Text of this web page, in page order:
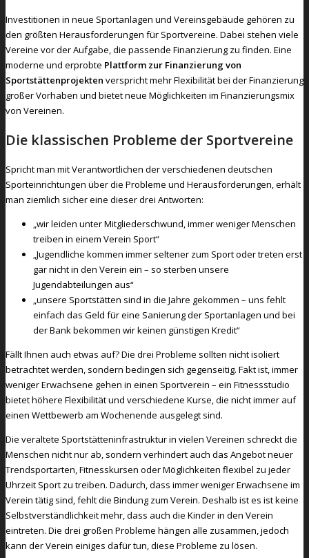
Investitionen in neue Sportanlagen und Vereinsgebäude gehören zu
den größten Herausforderungen für Sportvereine. Dabei stehen viele
Vereine vor der Aufgabe, die passende Finanzierung zu finden. Eine
moderne und erprobte Plattform zur Finanzierung von
Sportstättenprojekten verspricht mehr Flexibilität bei der Finanzierung
großer Vorhaben und bietet neue Möglichkeiten im Finanzierungsmix
von Vereinen.
Die klassischen Probleme der Sportvereine
Spricht man mit Verantwortlichen der verschiedenen deutschen
Sporteinrichtungen über die Probleme und Herausforderungen, erhält
man ziemlich sicher eine dieser drei Antworten:
„wir leiden unter Mitgliederschwund, immer weniger Menschen
treiben in einem Verein Sport“
„Jugendliche kommen immer seltener zum Sport oder treten erst
gar nicht in den Verein ein – so sterben unsere
Jugendabteilungen aus“
„unsere Sportstätten sind in die Jahre gekommen – uns fehlt
einfach das Geld für eine Sanierung der Sportanlagen und bei
der Bank bekommen wir keinen günstigen Kredit“
Fällt Ihnen auch etwas auf? Die drei Probleme sollten nicht isoliert
betrachtet werden, sondern bedingen sich gegenseitig. Fakt ist, immer
weniger Erwachsene gehen in einen Sportverein – ein Fitnessstudio
bietet höhere Flexibilität und verschiedene Kurse, die nicht immer auf
einen Wettbewerb am Wochenende ausgelegt sind.
Die veraltete Sportstätteninfrastruktur in vielen Vereinen schreckt die
Menschen nicht nur ab, sondern verhindert auch das Angebot neuer
Trendsportarten, Fitnesskursen oder Möglichkeiten flexibel zu jeder
Uhrzeit Sport zu treiben. Dadurch, dass immer weniger Erwachsene im
Verein tätig sind, fehlt die Bindung zum Verein. Deshalb ist es ist keine
Selbstverständlichkeit mehr, dass auch die Kinder in den Verein
eintreten. Die drei großen Probleme hängen alle zusammen, jedoch
kann der Verein einiges dafür tun, diese Probleme zu lösen.